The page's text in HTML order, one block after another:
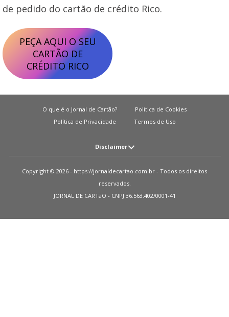
de pedido do cartão de crédito Rico.
PEÇA AQUI O SEU
CARTÃO DE
CRÉDITO RICO
O que é o Jornal de Cartão?
Política de Cookies
Política de Privacidade
Termos de Uso
Disclaimer
em dinheiro para liberação de qualquer tipo de produto financeiro, seja
cartão de crédito, financiamento ou empréstimo. Caso isto aconteça nos
avise pelo formulário imediatamente. Observações: O JORNAL DE CARTãO
ressaltar que essas informações podem divergir das informações
Copyright © 2026 - https://jornaldecartao.com.br - Todos os direitos
reservados.
JORNAL DE CARTãO - CNPJ 36.563.402/0001-41